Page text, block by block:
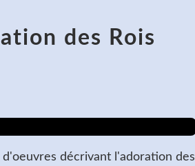
des Rois
décrivant l'adoration des